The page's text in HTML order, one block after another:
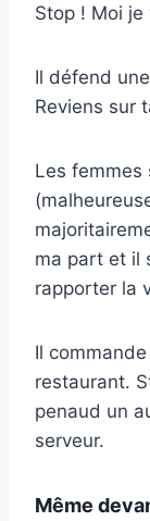
Stop ! Moi je
Il défend
Reviens sur
Les femmes
ma part et il
rapporter la
Il
restaurant.
penaud un
serveur.
Même